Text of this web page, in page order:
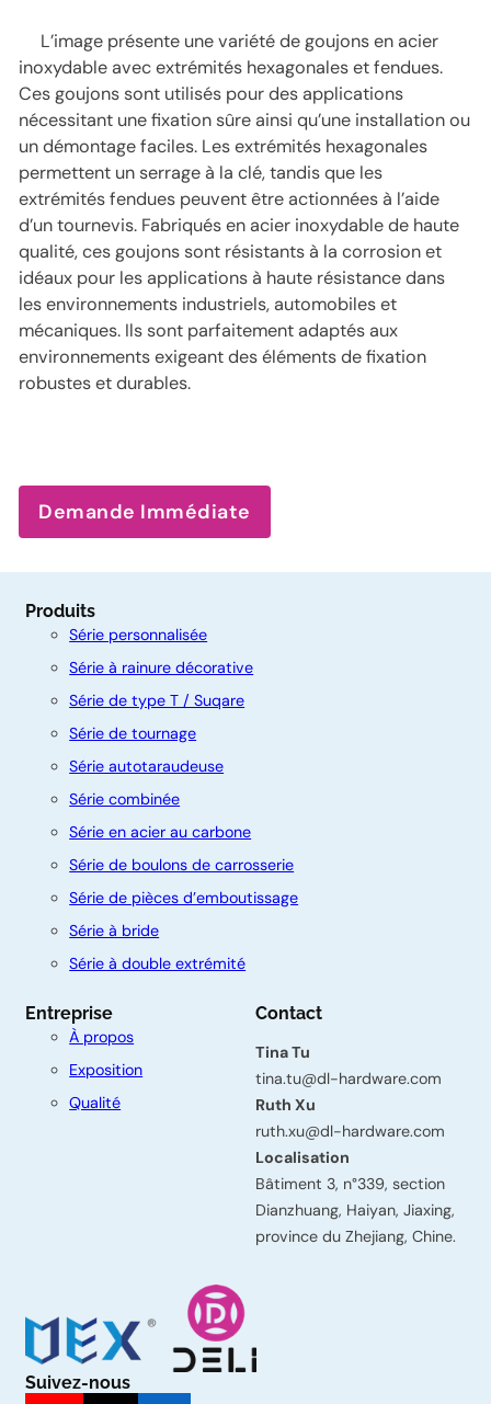
L’image présente une variété de goujons en acier
inoxydable avec extrémités hexagonales et fendues.
Ces goujons sont utilisés pour des applications
nécessitant une fixation sûre ainsi qu’une installation ou
un démontage faciles. Les extrémités hexagonales
permettent un serrage à la clé, tandis que les
extrémités fendues peuvent être actionnées à l’aide
d’un tournevis. Fabriqués en acier inoxydable de haute
qualité, ces goujons sont résistants à la corrosion et
idéaux pour les applications à haute résistance dans
les environnements industriels, automobiles et
mécaniques. Ils sont parfaitement adaptés aux
environnements exigeant des éléments de fixation
robustes et durables.
Demande Immédiate
Produits
Série personnalisée
Série à rainure décorative
Série de type T / Suqare
Série de tournage
Série autotaraudeuse
Série combinée
Série en acier au carbone
Série de boulons de carrosserie
Série de pièces d’emboutissage
Série à bride
Série à double extrémité
Entreprise
À propos
Exposition
Qualité
Contact
Tina Tu
tina.tu@dl-hardware.com
Ruth Xu
ruth.xu@dl-hardware.com
Localisation
Bâtiment 3, n°339, section
Dianzhuang, Haiyan, Jiaxing,
province du Zhejiang, Chine.
Suivez-nous